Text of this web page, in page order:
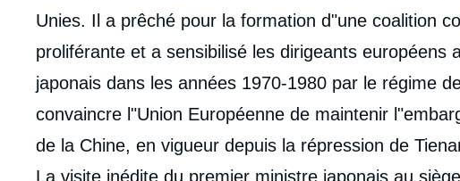
Unies. Il a prêché pour la formation d"une coalition
proliférante et a sensibilisé les dirigeants européens
japonais dans les années 1970-1980 par le régime
convaincre l"Union Européenne de maintenir
de la Chine, en vigueur depuis la répression de
La visite inédite du premier ministre japonais au